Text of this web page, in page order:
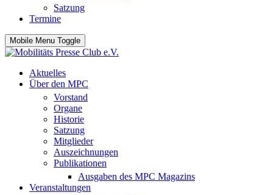
Satzung
Termine
Mobile Menu Toggle
Aktuelles
Über den MPC
Vorstand
Organe
Historie
Satzung
Mitglieder
Auszeichnungen
Publikationen
Ausgaben des MPC Magazins
Veranstaltungen